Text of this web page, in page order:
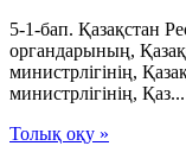
5-1-бап. Қазақстан
органдарының,
министрлігінің,
министрлігінің, Қаз...
Толық оқу »